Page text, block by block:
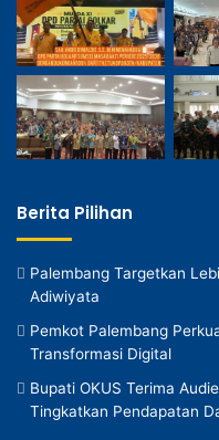
Berita Pilihan
Palembang Targetkan
Adiwiyata
Pemkot Palembang
Transformasi Digital
Bupati OKUS Terima
Tingkatkan Pendapatan